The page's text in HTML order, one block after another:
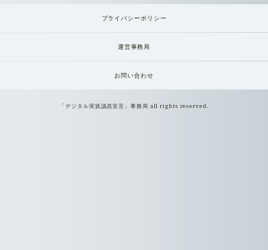
プライバシーポリシー
運営事務局
お問い合わせ
「デジタル実践議員宣言」事務局 all rights reserved.